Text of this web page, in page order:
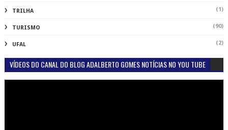
TRILHA (1)
TURISMO (90)
UFAL (2)
VÍDEOS DO CANAL DO BLOG ADALBERTO GOMES NOTÍCIAS NO YOU TUBE